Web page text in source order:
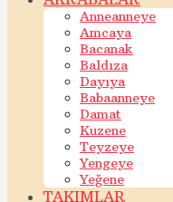
Anneanneye
Amcaya
Bacanak
Baldıza
Dayıya
Babaanneye
Damat
Kuzene
Teyzeye
Yengeye
Yeğene
TAKIMLAR